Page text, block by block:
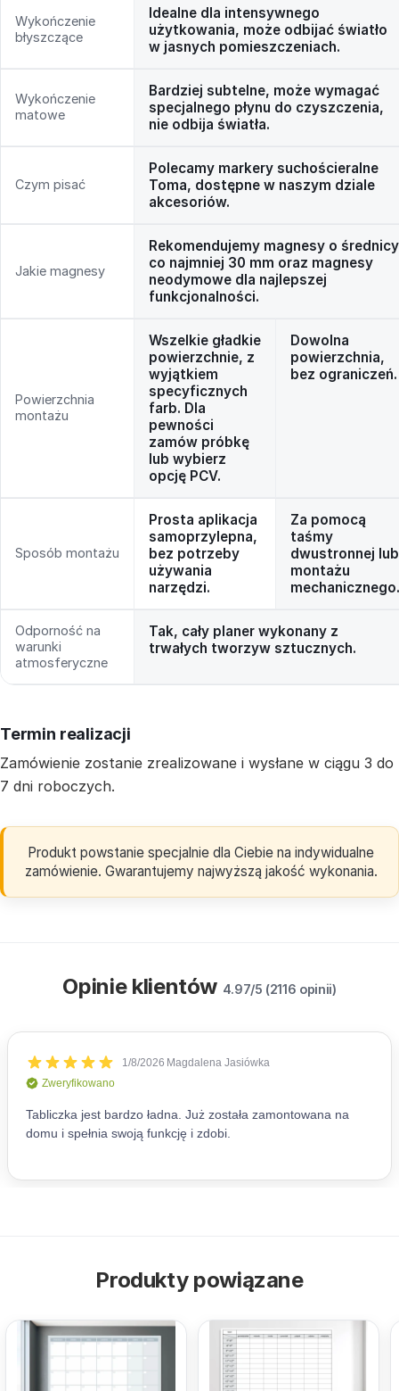
Wykończenie
błyszczące
Idealne dla intensywnego
użytkowania, może odbijać światło
w jasnych pomieszczeniach.
Wykończenie
matowe
Bardziej subtelne, może wymagać
specjalnego płynu do czyszczenia,
nie odbija światła.
Czym pisać
Polecamy markery suchościeralne
Toma, dostępne w naszym dziale
akcesoriów.
Jakie magnesy
Rekomendujemy magnesy o średnicy
co najmniej 30 mm oraz magnesy
neodymowe dla najlepszej
funkcjonalności.
Powierzchnia
montażu
Wszelkie gładkie
powierzchnie, z
wyjątkiem
specyficznych
farb. Dla
pewności
zamów próbkę
lub wybierz
opcję PCV.
Dowolna
powierzchnia,
bez ograniczeń.
Sposób montażu
Prosta aplikacja
samoprzylepna,
bez potrzeby
używania
narzędzi.
Za pomocą
taśmy
dwustronnej lub
montażu
mechanicznego.
Odporność na
warunki
atmosferyczne
Tak, cały planer wykonany z
trwałych tworzyw sztucznych.
Termin realizacji
Zamówienie zostanie zrealizowane i wysłane w ciągu 3 do
7 dni roboczych.
Produkt powstanie specjalnie dla Ciebie na indywidualne
zamówienie. Gwarantujemy najwyższą jakość wykonania.
Opinie klientów 4.97/5 (2116 opinii)
Produkty powiązane